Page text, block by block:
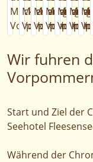
Wir fuhren
Start und Ziel der
Seehotel
Während der